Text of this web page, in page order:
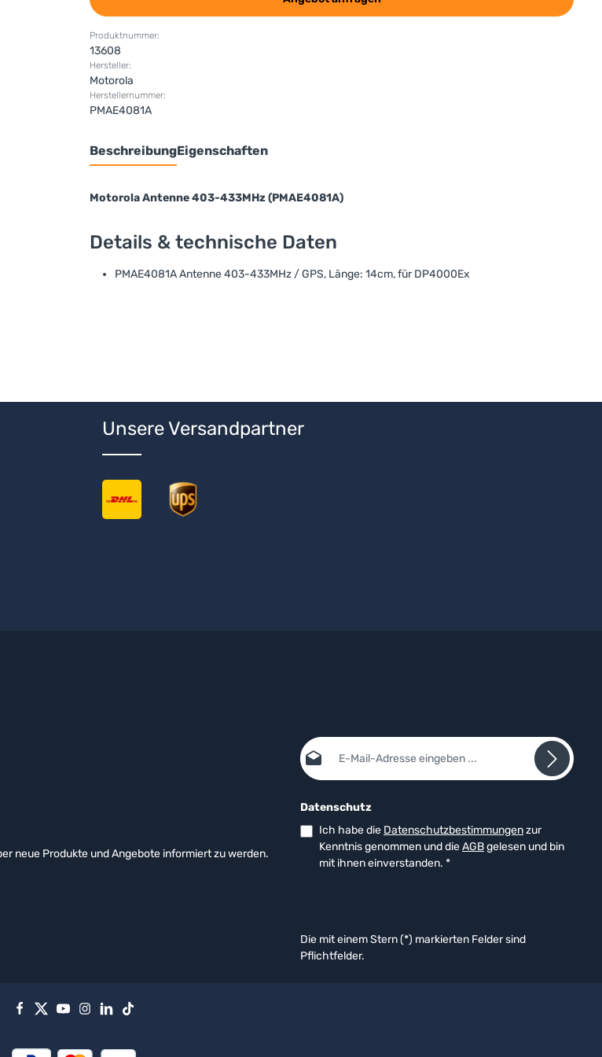
Produktnummer:
13608
Hersteller:
Motorola
Herstellernummer:
PMAE4081A
BeschreibungEigenschaften
Motorola Antenne 403-433MHz (PMAE4081A)
Details & technische Daten
PMAE4081A Antenne 403-433MHz / GPS, Länge: 14cm, für DP4000Ex
Unsere Versandpartner
neue Produkte und Angebote informiert zu werden.
E-Mail-Adresse*
Datenschutz
Ich habe die Datenschutzbestimmungenzur
Kenntnis genommen und dieAGBgelesen und bin
mit ihnen einverstanden. *
Die mit einem Stern (*) markierten Felder sind
Pflichtfelder.